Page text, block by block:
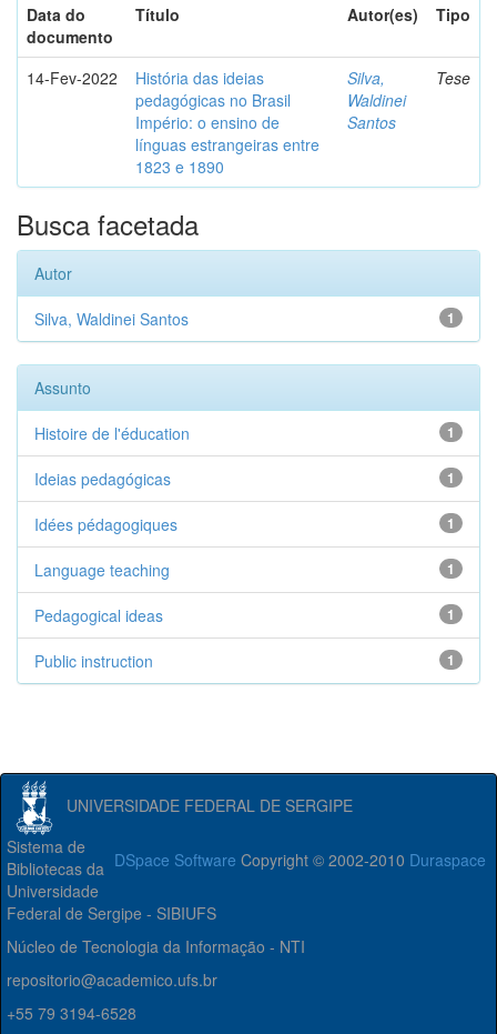
Data do
documento
Título Autor(es) Tipo
14-Fev-2022
História das ideias
pedagógicas no Brasil
Império: o ensino de
línguas estrangeiras entre
1823 e 1890
Silva,
Waldinei
Santos
Tese
Busca facetada
Autor
1
Silva, Waldinei Santos
Assunto
1
Histoire de l'éducation
1
Ideias pedagógicas
1
Idées pédagogiques
1
Language teaching
1
Pedagogical ideas
1
Public instruction
UNIVERSIDADE FEDERAL DE SERGIPE
DSpace Software Copyright © 2002-2010 Duraspace
Sistema de
Bibliotecas da
Universidade
Federal de Sergipe - SIBIUFS
Núcleo de Tecnologia da Informação - NTI
repositorio@academico.ufs.br
+55 79 3194-6528